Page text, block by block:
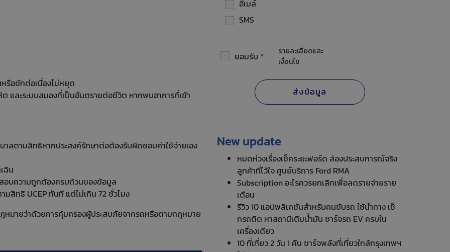
รือชักต่อเนื่องไม่หยุด
และระบบสมองที่เป็นอันตรายต่อชีวิต หากพบอาการที่เข้า
ลตามสิทธิหากประสงค์รักษาต่อต้องรับผิดชอบค่าใช้จ่ายเอง
ฉิน
บความถูกต้องครบถ้วนของข้อมูล
สิทธิ UCEP ทันที แต่ไม่เกิน 72 ชั่วโมง
มายว่าด้วยการคุ้มครองผู้ประสบภัยจากรถหรือตามกฎหมาย
อีเมล์
SMS
ยอมรับ *
รายละเอียดและ
เงื่อนไข
New update
หมดห่วงเรื่องเช็คระยะฟอร์ด ส่องประสบการณ์จริง
ลูกค้าที่ไว้ใจ ศูนย์บริการ Ford RMA
Subscription อะไรควรยกเลิกเพื่อลดรายจ่ายราย
เดือน
รีวิว 10 แอปพลิเคชันสำหรับคนขับรถ ใช้นำทาง เช็
กรถติด หาสถานีเติมน้ำมัน ชาร์จรถ EV ครบใน
เครื่องเดียว
10 ที่เที่ยว 2 วัน 1 คืน ชาร์จพลังที่เที่ยวใกล้กรุงเทพฯ